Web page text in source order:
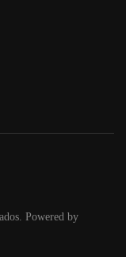
Powered by